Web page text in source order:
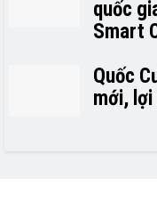
quốc
Smart
Quốc
mới,